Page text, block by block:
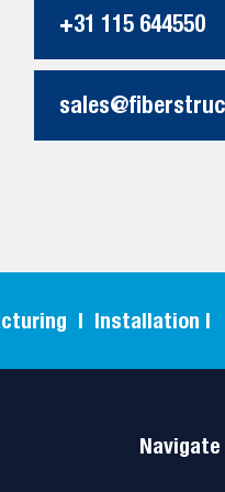
+31 115 644550
| Installation |